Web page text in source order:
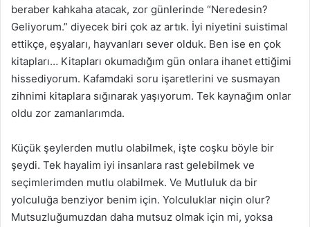
beraber kahkaha atacak, zor günlerinde “Neredesin?
Geliyorum.” diyecek biri çok az artık. İyi niyetini suistimal
ettikçe, eşyaları, hayvanları sever olduk. Ben ise en çok
kitapları… Kitapları okumadığım gün onlara ihanet ettiğimi
hissediyorum. Kafamdaki soru işaretlerini ve susmayan
zihnimi kitaplara sığınarak yaşıyorum. Tek kaynağım onlar
oldu zor zamanlarımda.
Küçük şeylerden mutlu olabilmek, işte coşku böyle bir
şeydi. Tek hayalim iyi insanlara rast gelebilmek ve
seçimlerimden mutlu olabilmek. Ve Mutluluk da bir
yolculuğa benziyor benim için. Yolculuklar niçin olur?
Mutsuzluğumuzdan daha mutsuz olmak için mi, yoksa